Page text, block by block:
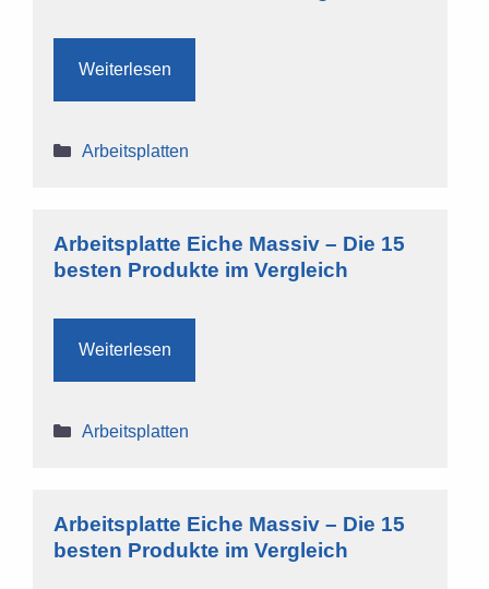
Weiterlesen
Kategorien
Arbeitsplatten
Arbeitsplatte Eiche Massiv – Die 15
besten Produkte im Vergleich
Weiterlesen
Kategorien
Arbeitsplatten
Arbeitsplatte Eiche Massiv – Die 15
besten Produkte im Vergleich